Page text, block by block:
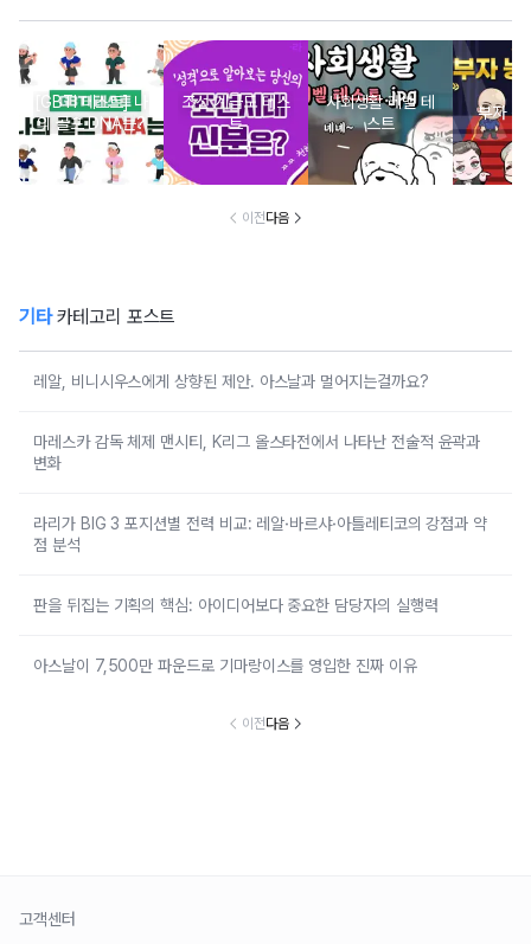
[GBTI 테스트] 나
의 골프 DNA는?
조선 계급도 테스
트
사회생활 레벨 테
스트
부자 능
이전다음
기타카테고리 포스트
레알, 비니시우스에게 상향된 제안. 아스날과 멀어지는걸까요?
마레스카 감독 체제 맨시티, K리그 올스타전에서 나타난 전술적 윤곽과
변화
라리가 BIG 3 포지션별 전력 비교: 레알·바르샤·아틀레티코의 강점과 약
점 분석
판을 뒤집는 기획의 핵심: 아이디어보다 중요한 담당자의 실행력
아스날이 7,500만 파운드로 기마랑이스를 영입한 진짜 이유
이전다음
고객센터